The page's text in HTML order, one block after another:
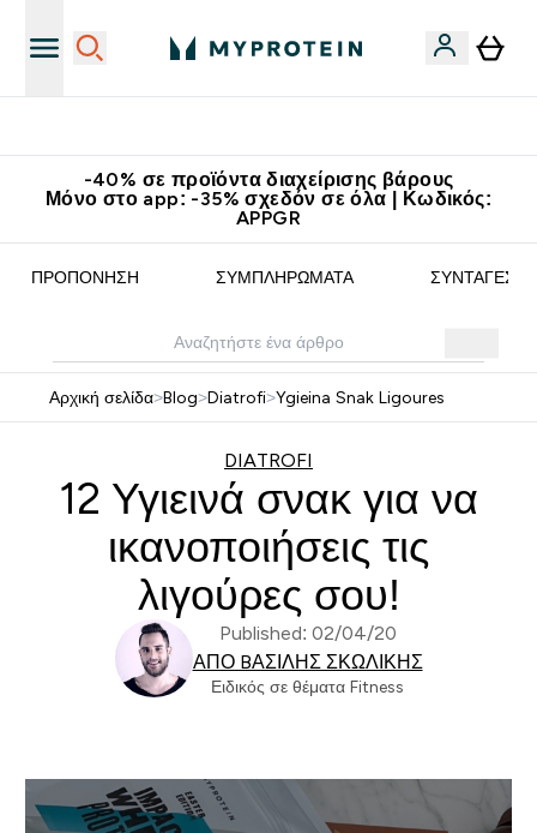
-40% σε προϊόντα διαχείρισης βάρους
Μόνο στο app: -35% σχεδόν σε όλα | Κωδικός:
APPGR
ΠΡΟΠΌΝΗΣΗ ΣΥΜΠΛΗΡΏΜΑΤΑ ΣΥΝΤΑΓΈΣ
Αρχική σελίδα>Blog>Diatrofi>Ygieina Snak Ligoures
DIATROFI
12 Υγιεινά σνακ για να
ικανοποιήσεις τις
λιγούρες σου!
Published: 02/04/20
ΑΠΌ BΑΣΊΛΗΣ ΣΚΩΛΊΚΗΣ
Ειδικός σε θέματα Fitness